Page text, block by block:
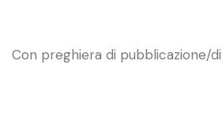
Con preghiera di pubblicazione/